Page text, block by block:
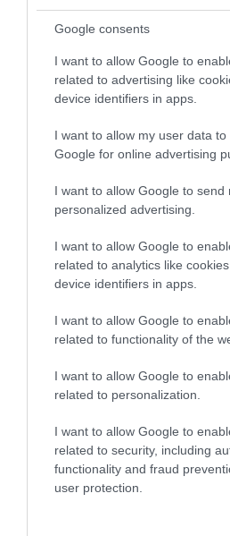
Google consents
I want to allow Google to
related to advertising like
device identifiers in apps.
I want to allow my user data
Google for online advertising
I want to allow Google to send
personalized advertising.
I want to allow Google to
related to analytics like
device identifiers in apps.
I want to allow Google to
related to functionality of the
I want to allow Google to
related to personalization.
I want to allow Google to
related to security, including
functionality and fraud
user protection.
2026.
HALMENTÉS
ÉS VÉDETT
2026.
ZÁPOROK,
2026.
MENTŐK IS A
2026.